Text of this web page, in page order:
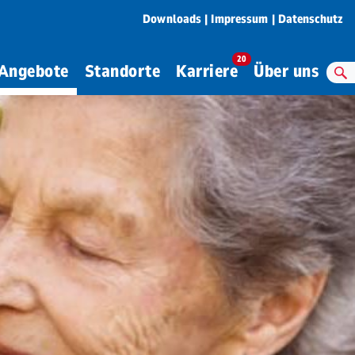
Downloads Impressum Datenschutz
Standorte Karriere
20
Über uns